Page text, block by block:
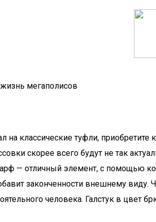
мегаполисов
классические туфли,
скорее всего будут не так
— отличный элемент, с помощью
законченности внешнему
человека. Галстук в цвет